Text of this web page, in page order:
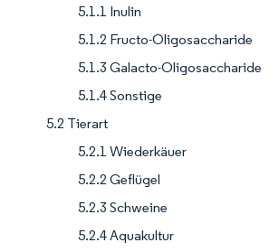
5.1.1 Inulin
5.1.2 Fructo-Oligosaccharide
5.1.3 Galacto-Oligosaccharide
5.1.4 Sonstige
5.2 Tierart
5.2.1 Wiederkäuer
5.2.2 Geflügel
5.2.3 Schweine
5.2.4 Aquakultur